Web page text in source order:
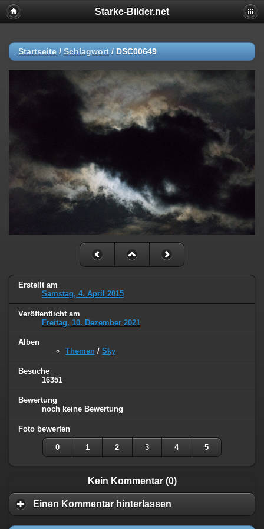
Starke-Bilder.net
Startseite / Schlagwort / DSC00649
Erstellt am
Samstag, 4. April 2015
Veröffentlicht am
Freitag, 10. Dezember 2021
Alben
Themen / Sky
Besuche
16351
Bewertung
noch keine Bewertung
Foto bewerten
0 1 2 3 4 5
Kein Kommentar (0)
Einen Kommentar hinterlassen